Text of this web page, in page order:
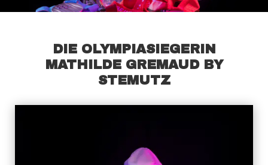
DIE OLYMPIASIEGERIN
MATHILDE GREMAUD BY
STEMUTZ